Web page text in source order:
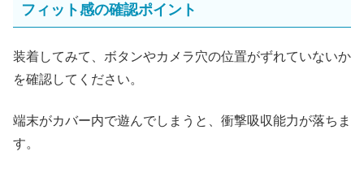
フィット感の確認ポイント
装着してみて、ボタンやカメラ穴の位置がずれていないか
を確認してください。
端末がカバー内で遊んでしまうと、衝撃吸収能力が落ちま
す。